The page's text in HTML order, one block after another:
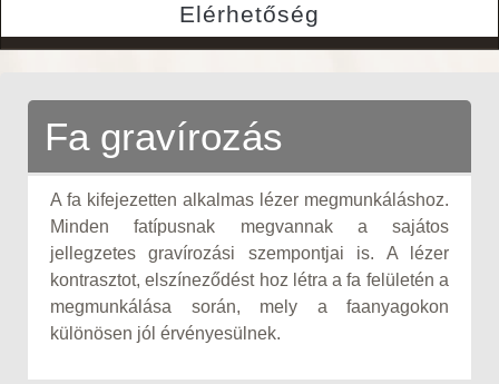
Elérhetőség
Fa gravírozás
A fa kifejezetten alkalmas lézer megmunkáláshoz.
Minden fatípusnak megvannak a sajátos
jellegzetes gravírozási szempontjai is. A lézer
kontrasztot, elszíneződést hoz létra a fa felületén a
megmunkálása során, mely a faanyagokon
különösen jól érvényesülnek.